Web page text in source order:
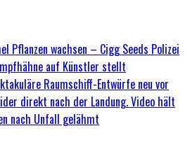
Pflanzen wachsen – Cigg Seeds Polizei
auf Künstler stellt
Raumschiff-Entwürfe neu vor
direkt nach der Landung. Video hält
nach Unfall gelähmt